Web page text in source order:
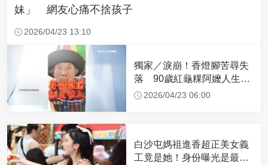
妹」 網友心痛不捨孩子
2026/04/23 13:10
獨家／淚崩！香燈腳苦尋失
落 90歲紅龜粿阿嬤人生謝
幕2026/04/23 06:00
白沙屯媽祖進香超正美女義
工竟是她！身份曝光是最美